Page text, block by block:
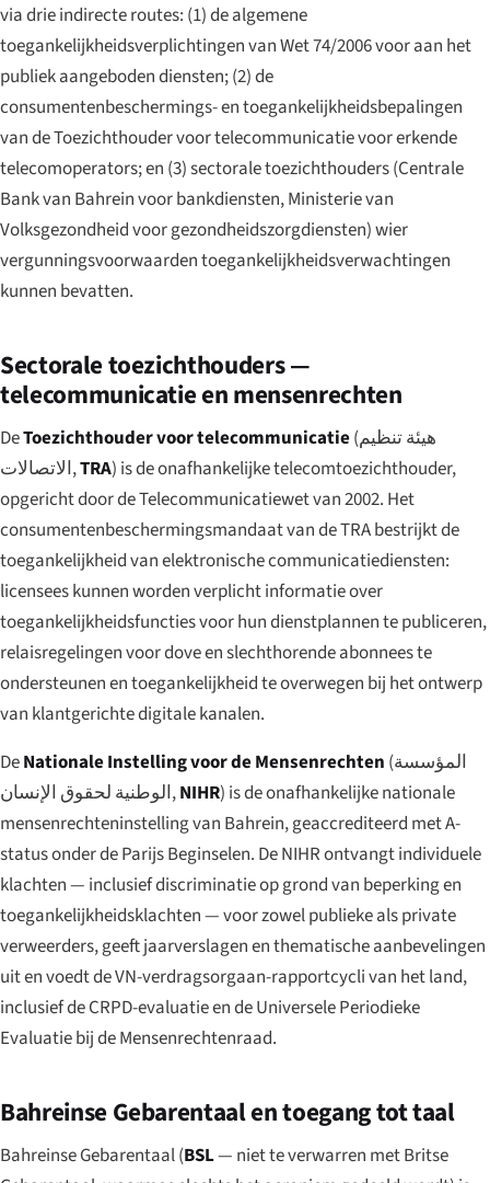
via drie indirecte routes: (1) de algemene
toegankelijkheidsverplichtingen van Wet 74/2006 voor aan het
publiek aangeboden diensten; (2) de
consumentenbeschermings- en toegankelijkheidsbepalingen
van de Toezichthouder voor telecommunicatie voor erkende
telecomoperators; en (3) sectorale toezichthouders (Centrale
Bank van Bahrein voor bankdiensten, Ministerie van
Volksgezondheid voor gezondheidszorgdiensten) wier
vergunningsvoorwaarden toegankelijkheidsverwachtingen
kunnen bevatten.
Sectorale toezichthouders —
telecommunicatie en mensenrechten
DeToezichthouder voor telecommunicatie(هيئة تنظيم
الاتصالات,TRA) is de onafhankelijke telecomtoezichthouder,
opgericht door de Telecommunicatiewet van 2002. Het
consumentenbeschermingsmandaat van de TRA bestrijkt de
toegankelijkheid van elektronische communicatiediensten:
licensees kunnen worden verplicht informatie over
toegankelijkheidsfuncties voor hun dienstplannen te publiceren,
relaisregelingen voor dove en slechthorende abonnees te
ondersteunen en toegankelijkheid te overwegen bij het ontwerp
van klantgerichte digitale kanalen.
DeNationale Instelling voor de Mensenrechten (المؤسسة
الوطنية لحقوق الإنسان,NIHR) is de onafhankelijke nationale
mensenrechteninstelling van Bahrein, geaccrediteerd met A-
status onder de Parijs Beginselen. De NIHR ontvangt individuele
klachten — inclusief discriminatie op grond van beperking en
toegankelijkheidsklachten — voor zowel publieke als private
verweerders, geeft jaarverslagen en thematische aanbevelingen
uit en voedt de VN-verdragsorgaan-rapportcycli van het land,
inclusief de CRPD-evaluatie en de Universele Periodieke
Evaluatie bij de Mensenrechtenraad.
Bahreinse Gebarentaal en toegang tot taal
Bahreinse Gebarentaal (BSL— niet te verwarren met Britse